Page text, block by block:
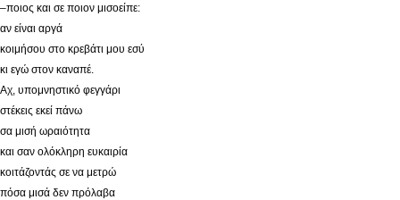
–ποιος και σε ποιον μισοείπε:
αν είναι αργά
κοιμήσου στο κρεβάτι μου εσύ
κι εγώ στον καναπέ.
Αχ, υπομνηστικό φεγγάρι
στέκεις εκεί πάνω
σα μισή ωραιότητα
και σαν ολόκληρη ευκαιρία
κοιτάζοντάς σε να μετρώ
πόσα μισά δεν πρόλαβα